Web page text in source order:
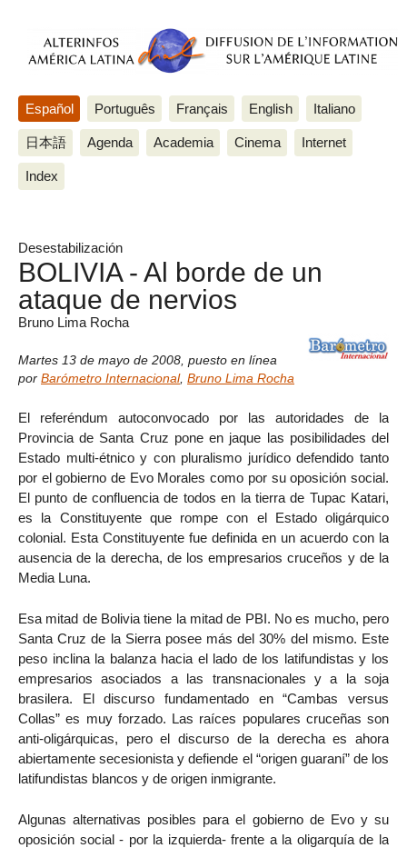
Español Português Français English Italiano
日本語 Agenda Academia Cinema Internet
Index
Desestabilización
BOLIVIA - Al borde de un
ataque de nervios
Bruno Lima Rocha
Martes 13 de mayo de 2008 puesto en línea
por Barómetro Internacional, Bruno Lima Rocha
El referéndum autoconvocado por las autoridades de la
Provincia de Santa Cruz pone en jaque las posibilidades del
Estado multi-étnico y con pluralismo jurídico defendido tanto
por el gobierno de Evo Morales como por su oposición social.
El punto de confluencia de todos en la tierra de Tupac Katari,
es la Constituyente que rompe con el Estado oligárquico
colonial. Esta Constituyente fue definida en un acuerdo con la
ausencia de la derecha, de los empresarios cruceños y de la
Media Luna.
Esa mitad de Bolivia tiene la mitad de PBI. No es mucho, pero
Santa Cruz de la Sierra posee más del 30% del mismo. Este
peso inclina la balanza hacia el lado de los latifundistas y los
empresarios asociados a las transnacionales y a la soja
brasilera. El discurso fundamentado en “Cambas versus
Collas” es muy forzado. Las raíces populares cruceñas son
anti-oligárquicas, pero el discurso de la derecha es ahora
abiertamente secesionista y defiende el “origen guaraní” de los
latifundistas blancos y de origen inmigrante.
Algunas alternativas posibles para el gobierno de Evo y su
oposición social - por la izquierda- frente a la oligarquía de la